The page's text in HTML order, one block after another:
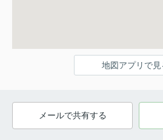
地図アプリで見
メールで共有する